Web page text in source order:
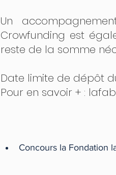
Un
Crowfunding est
reste de la somme
Date limite de dépôt
Pour en savoir + :
Concours la Fondation